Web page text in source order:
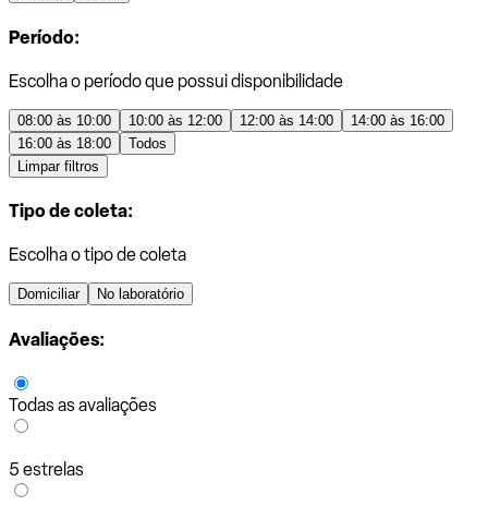
Período:
Escolha o período que possui disponibilidade
08:00 às 10:00 10:00 às 12:00 12:00 às 14:00
14:00 às 16:00
16:00 às 18:00
Todos
Limpar filtros
Tipo de coleta:
Escolha o tipo de coleta
Domiciliar No laboratório
Avaliações:
Todas as avaliações
5 estrelas